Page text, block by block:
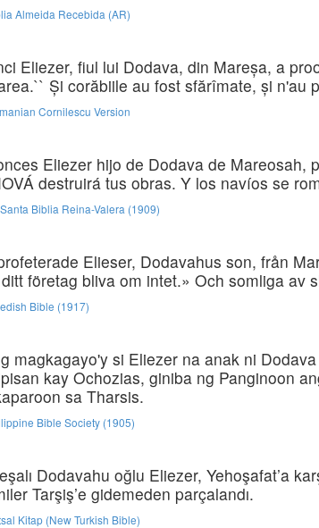
Almeida Recebida (AR)
Eliezer, fiul lui Dodava, din Mareşa, a
Şi corăbiile au fost sfărîmate, şi n'au
Cornilescu Version
Eliezer hijo de Dodava de
destruirá tus obras. Y los navíos se
Biblia Reina-Valera (1909)
Elieser, Dodavahus son, från
företag bliva om intet.» Och somliga av
Bible (1917)
magkagayo'y si Eliezer na anak ni
kay Ochozias, giniba ng Panginoon
sa Tharsis.
Bible Society (1905)
Dodavahu oğlu Eliezer, Yehoşafat’a
Tarşiş’e gidemeden parçalandı.
Kitap (New Turkish Bible)